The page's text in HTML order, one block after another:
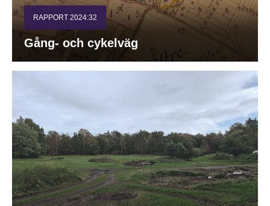
RAPPORT 2024:32
Gång- och cykelväg